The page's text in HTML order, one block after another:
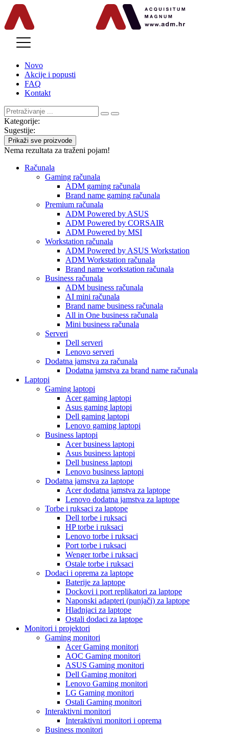
Novo
Akcije i popusti
FAQ
Kontakt
Kategorije:
Sugestije:
Prikaži sve proizvode
Nema rezultata za traženi pojam!
Računala
Gaming računala
ADM gaming računala
Brand name gaming računala
Premium računala
ADM Powered by ASUS
ADM Powered by CORSAIR
ADM Powered by MSI
Workstation računala
ADM Powered by ASUS Workstation
ADM Workstation računala
Brand name workstation računala
Business računala
ADM business računala
AI mini računala
Brand name business računala
All in One business računala
Mini business računala
Serveri
Dell serveri
Lenovo serveri
Dodatna jamstva za računala
Dodatna jamstva za brand name računala
Laptopi
Gaming laptopi
Acer gaming laptopi
Asus gaming laptopi
Dell gaming laptopi
Lenovo gaming laptopi
Business laptopi
Acer business laptopi
Asus business laptopi
Dell business laptopi
Lenovo business laptopi
Dodatna jamstva za laptope
Acer dodatna jamstva za laptope
Lenovo dodatna jamstva za laptope
Torbe i ruksaci za laptope
Dell torbe i ruksaci
HP torbe i ruksaci
Lenovo torbe i ruksaci
Port torbe i ruksaci
Wenger torbe i ruksaci
Ostale torbe i ruksaci
Dodaci i oprema za laptope
Baterije za laptope
Dockovi i port replikatori za laptope
Naponski adapteri (punjači) za laptope
Hladnjaci za laptope
Ostali dodaci za laptope
Monitori i projektori
Gaming monitori
Acer Gaming monitori
AOC Gaming monitori
ASUS Gaming monitori
Dell Gaming monitori
Lenovo Gaming monitori
LG Gaming monitori
Ostali Gaming monitori
Interaktivni monitori
Interaktivni monitori i oprema
Business monitori